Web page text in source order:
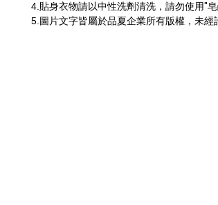
4. 貼身衣物請以中性洗劑清洗，請勿使用"
5. 圖片文字皆屬於品夏企業所有版權，未經